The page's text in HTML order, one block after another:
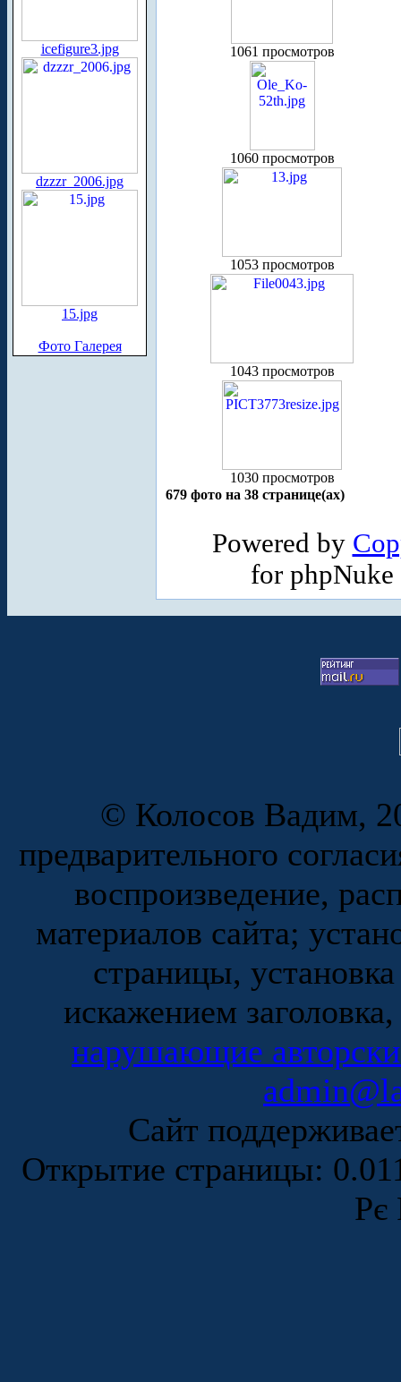
icefigure3.jpg
dzzzr_2006.jpg
15.jpg
Фото Галерея
1061 просмотров
1060 просмотров
1053 просмотров
1043 просмотров
1030 просмотров
679 фото на 38 странице(ах)
Powered by
for
© Колосов Вадим,
предварительного
воспроизведение,
материалов сайта;
страницы,
искажением
нарушающие
Сайт
Открытие страницы:
Рє